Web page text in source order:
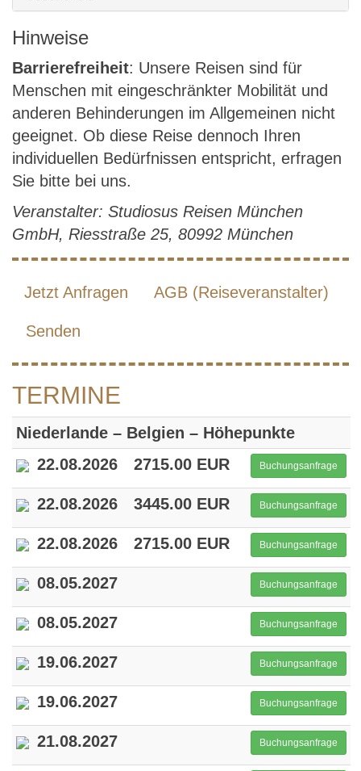
Hinweise
Barrierefreiheit: Unsere Reisen sind für
Menschen mit eingeschränkter Mobilität und
anderen Behinderungen im Allgemeinen nicht
geeignet. Ob diese Reise dennoch Ihren
individuellen Bedürfnissen entspricht, erfragen
Sie bitte bei uns.
Veranstalter: Studiosus Reisen München
GmbH, Riesstraße 25, 80992 München
Jetzt Anfragen AGB (Reiseveranstalter)
Senden
TERMINE
Niederlande – Belgien – Höhepunkte
22.08.2026
2715.00 EUR Buchungsanfrage
22.08.2026 3445.00 EUR Buchungsanfrage
22.08.2026 2715.00 EUR Buchungsanfrage
08.05.2027 Buchungsanfrage
08.05.2027 Buchungsanfrage
19.06.2027 Buchungsanfrage
19.06.2027 Buchungsanfrage
21.08.2027 Buchungsanfrage